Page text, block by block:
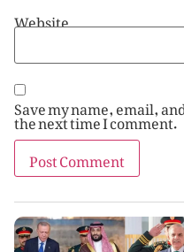
Website
Save my name, email,
the next time I comment.